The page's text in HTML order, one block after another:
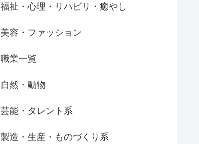
福祉・心理・リハビリ・癒やし
美容・ファッション
職業一覧
自然・動物
芸能・タレント系
製造・生産・ものづくり系